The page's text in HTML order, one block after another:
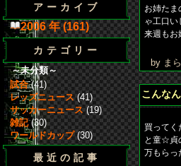
アーカイブ
2006 年 (161)
カテゴリー
～未分類～
試合(41)
レッズニュース(41)
サッカーニュース(19)
雑記(30)
ワールドカップ(30)
最近の記事
お姉たま
ゃ工口い
来週もお
by ま
こんな
買って
と童☆貞
万もらっ